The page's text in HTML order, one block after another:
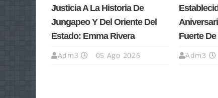
Justicia A La Historia De
Jungapeo Y Del Oriente Del
Estado: Emma Rivera
Adm3 05 Ago 2026
Fuerte
Adm3